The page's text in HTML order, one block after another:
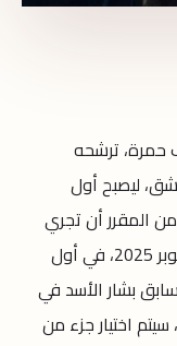
حمرة، ترشحه
ليصبح أول
لهذا المنصب منذ عام 1967. ومن المقرر أن تجري
الانتخابات البرلمانية في سوريا يوم الأحد 5 أكتوبر 2025، في أول
بشار الأسد في
سيتم اختيار جزء من